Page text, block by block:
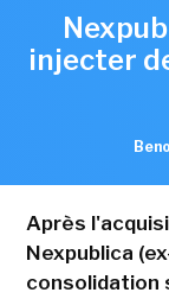
injecter
Après
Nexpublica
consolidation